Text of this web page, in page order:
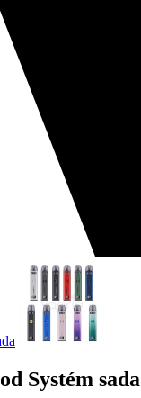
Systém sada